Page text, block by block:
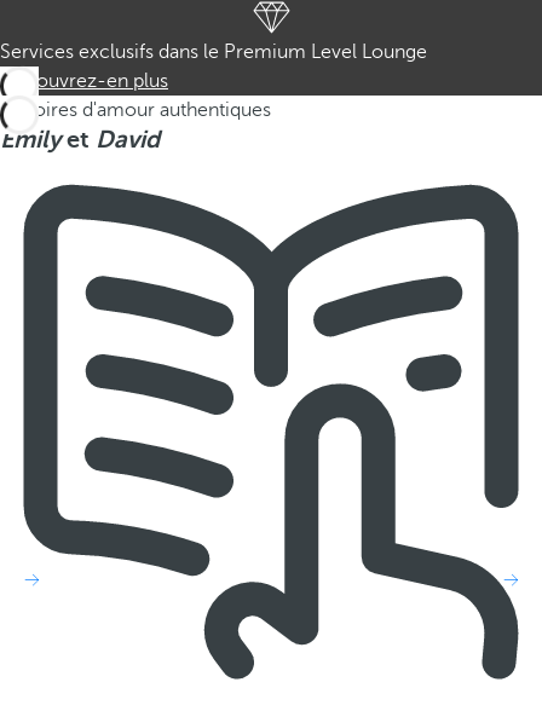
Services exclusifs dans le Premium Level Lounge
Découvrez-en plus
Histoires d'amour authentiques
Emilyet David